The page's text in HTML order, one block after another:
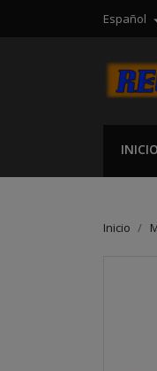
Español
INICIO
Inicio